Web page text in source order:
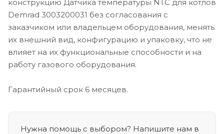
конструкцию Датчика температуры NTC для котлов
Demrad 3003200031 без согласования с
заказчиком или владельцем оборудования, менять
их внешний вид, конфигурацию и упаковку, что не
влияет на их функциональные способности и на
работу газового оборудования.
Гарантийный срок 6 месяцев.
Нужна помощь с выбором? Напишите нам в